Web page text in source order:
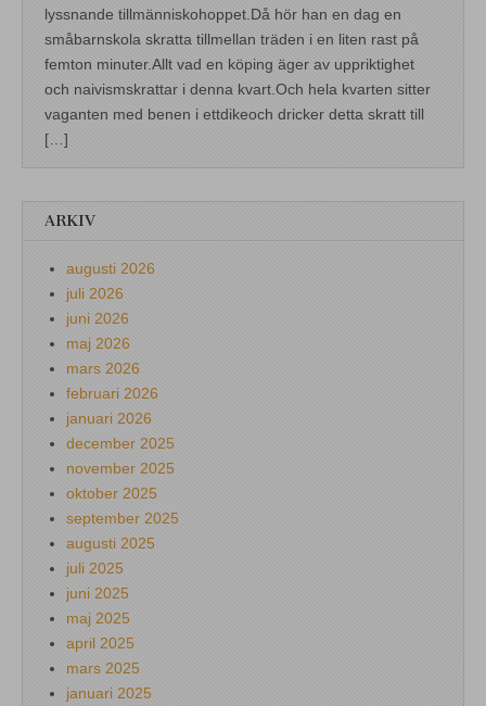
lyssnande tillmänniskohoppet.Då hör han en dag en
småbarnskola skratta tillmellan träden i en liten rast på
femton minuter.Allt vad en köping äger av uppriktighet
och naivismskrattar i denna kvart.Och hela kvarten sitter
vaganten med benen i ettdikeoch dricker detta skratt till
[…]
ARKIV
augusti 2026
juli 2026
juni 2026
maj 2026
mars 2026
februari 2026
januari 2026
december 2025
november 2025
oktober 2025
september 2025
augusti 2025
juli 2025
juni 2025
maj 2025
april 2025
mars 2025
januari 2025